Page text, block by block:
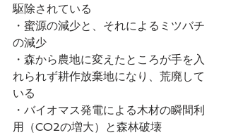
駆除されている
・蜜源の減少と、それによるミツバチ
の減少
・森から農地に変えたところが手を入
れられず耕作放棄地になり、荒廃して
いる
・バイオマス発電による木材の瞬間利
用（CO2の増大）と森林破壊